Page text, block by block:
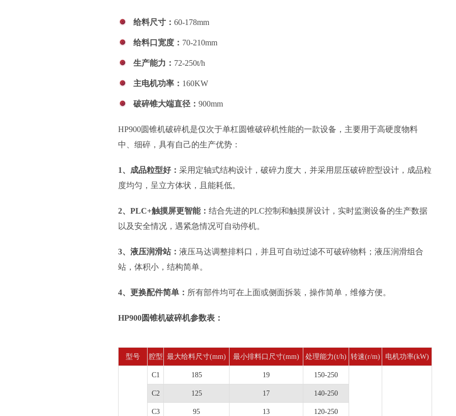
给料尺寸： 60-178mm
给料口宽度： 70-210mm
生产能力： 72-250t/h
主电机功率： 160KW
破碎锥大端直径： 900mm
HP900圆锥机破碎机是仅次于单杠圆锥破碎机性能的一款设备，主要用于高硬度物料
中、细碎，具有自己的生产优势：
1、成品粒型好： 采用定轴式结构设计，破碎力度大，并采用层压破碎腔型设计，成品粒
度均匀，呈立方体状，且能耗低。
2、PLC+触摸屏更智能： 结合先进的PLC控制和触摸屏设计，实时监测设备的生产数据
以及安全情况，遇紧急情况可自动停机。
3、液压润滑站： 液压马达调整排料口，并且可自动过滤不可破碎物料；液压润滑组合
站，体积小，结构简单。
4、更换配件简单： 所有部件均可在上面或侧面拆装，操作简单，维修方便。
HP900圆锥机破碎机参数表：
型号 腔型 最大给料尺寸(mm) 最小排料口尺寸(mm) 处理能力(t/h) 转速(r/m) 电机功率(kW)
C1 185 19 150-250
C2 125 17 140-250
C3 95 13 120-250